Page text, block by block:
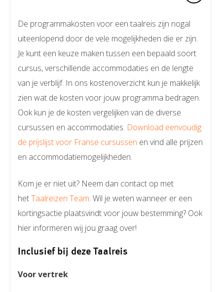
De programmakosten voor een taalreis zijn nogal
uiteenlopend door de vele mogelijkheden die er zijn.
Je kunt een keuze maken tussen een bepaald soort
cursus, verschillende accommodaties en de lengte
van je verblijf. In ons kostenoverzicht kun je makkelijk
zien wat de kosten voor jouw programma bedragen.
Ook kun je de kosten vergelijken van de diverse
cursussen en accommodaties. Download eenvoudig
de prijslijst voor Franse cursussen en vind alle prijzen
en accommodatiemogelijkheden.
Kom je er niet uit? Neem dan contact op met
hetTaalreizen Team. Wil je weten wanneer er een
kortingsactie plaatsvindt voor jouw bestemming? Ook
hier informeren wij jou graag over!
Inclusief bij deze Taalreis
Voor vertrek